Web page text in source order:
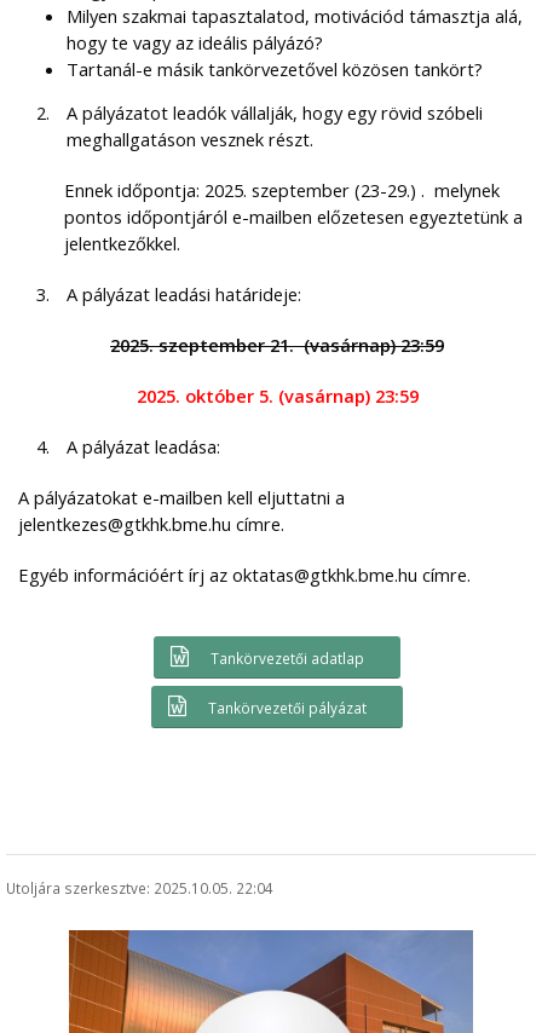
Milyen szakmai tapasztalatod, motivációd támasztja alá,
hogy te vagy az ideális pályázó?
Tartanál-e másik tankörvezetővel közösen tankört?
A pályázatot leadók vállalják, hogy egy rövid szóbeli
meghallgatáson vesznek részt.
Ennek időpontja: 2025. szeptember (23-29.) . melynek
pontos időpontjáról e-mailben előzetesen egyeztetünk a
jelentkezőkkel.
A pályázat leadási határideje:
2025. szeptember 21. (vasárnap) 23:59
2025. október 5. (vasárnap) 23:59
A pályázat leadása:
A pályázatokat e-mailben kell eljuttatni a
jelentkezes@gtkhk.bme.hu címre.
Egyéb információért írj az oktatas@gtkhk.bme.hu címre.
Tankörvezetői adatlap
Tankörvezetői pályázat
Utoljára szerkesztve: 2025.10.05. 22:04